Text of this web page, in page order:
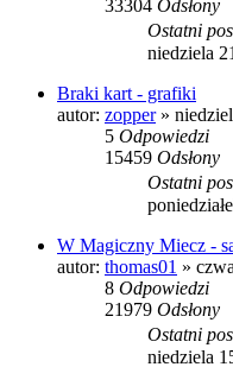
33304 Odsłony
Ostatni
niedziela
Braki kart - grafiki
autor: zopper»
5 Odpowiedzi
15459 Odsłony
Ostatni
W Magiczny Miecz -
autor: thomas01 »
8 Odpowiedzi
21979 Odsłony
Ostatni
niedziela